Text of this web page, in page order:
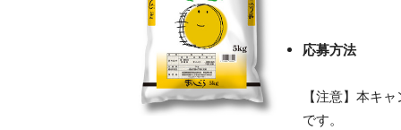
応募方法
【注意】本キ
です。